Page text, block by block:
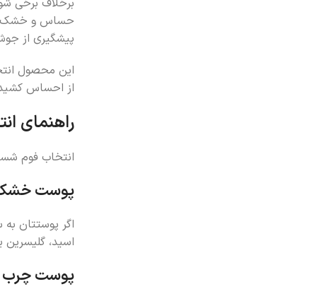
برخلاف برخی
حساس و خشک
پیشگیری از
این محصول
از احساس
راهنمای
انتخاب فوم
پوست
اگر پوستتان
اسید،
پوست چرب